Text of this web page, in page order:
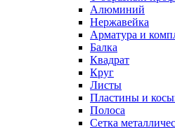
Алюминий
Нержавейка
Арматура и
Балка
Квадрат
Круг
Листы
Пластины и
Полоса
Сетка